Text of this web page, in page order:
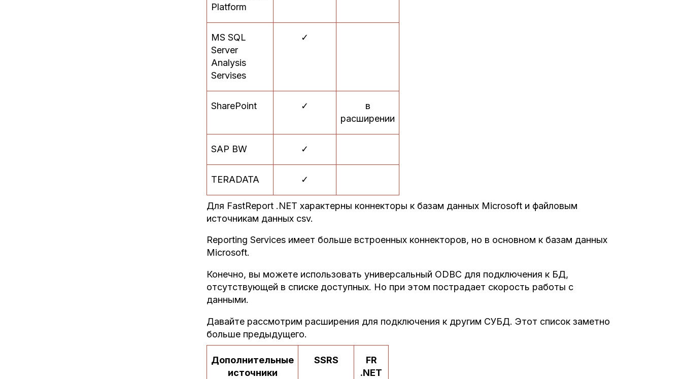
Platform
MS SQL
Server
Analysis
Servises
✓
SharePoint ✓
в
расширении
SAP BW ✓
TERADATA ✓
Для FastReport .NET характерны коннекторы к базам данных Microsoft и файловым
источникам данных csv.
Reporting Services имеет больше встроенных коннекторов, но в основном к базам данных
Microsoft.
Конечно, вы можете использовать универсальный ODBC для подключения к БД,
отсутствующей в списке доступных. Но при этом пострадает скорость работы с
данными.
Давайте рассмотрим расширения для подключения к другим СУБД. Этот список заметно
больше предыдущего.
Дополнительные
источники
SSRS
FR
.NET